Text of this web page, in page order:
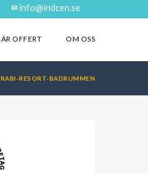
info@indcen.se
OFFERT OM OSS
RESORT-BADRUMMEN